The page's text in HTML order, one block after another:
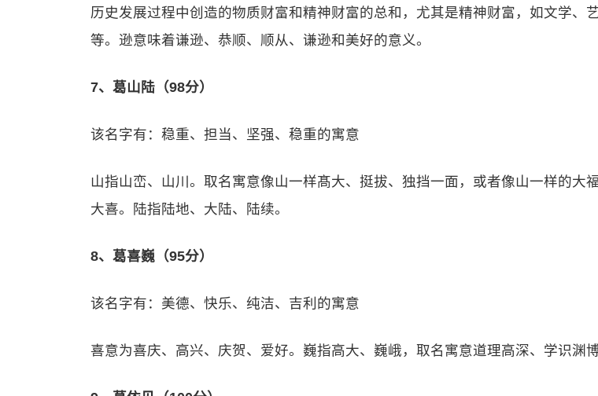
历史发展过程中创造的物质财富和精神财富的总和，尤其是精神财富，如文学、
等。逊意味着谦逊、恭顺、顺从、谦逊和美好的意义。
7、葛山陆（98分）
该名字有：稳重、担当、坚强、稳重的寓意
山指山峦、山川。取名寓意像山一样髙大、挺拔、独挡一面，或者像山一样的大
大喜。陆指陆地、大陆、陆续。
8、葛喜巍（95分）
该名字有：美德、快乐、纯洁、吉利的寓意
喜意为喜庆、高兴、庆贺、爱好。巍指高大、巍峨，取名寓意道理高深、学识渊博